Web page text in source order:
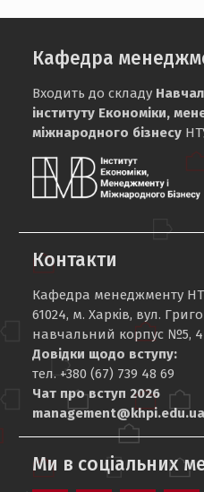
Кафедра
Входить до складу
інституту Економіки,
міжнародного бізнесу
Контакти
Кафедра менеджменту
61024, м. Харків, вул.
навчальний корпус №5,
Довідки щодо вступу:
тел. +380 (67) 739 48 69
Чат про вступ 2026
management@khpi.edu.ua
Ми в соціальних